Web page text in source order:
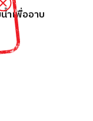
ำเพื่ออาบ